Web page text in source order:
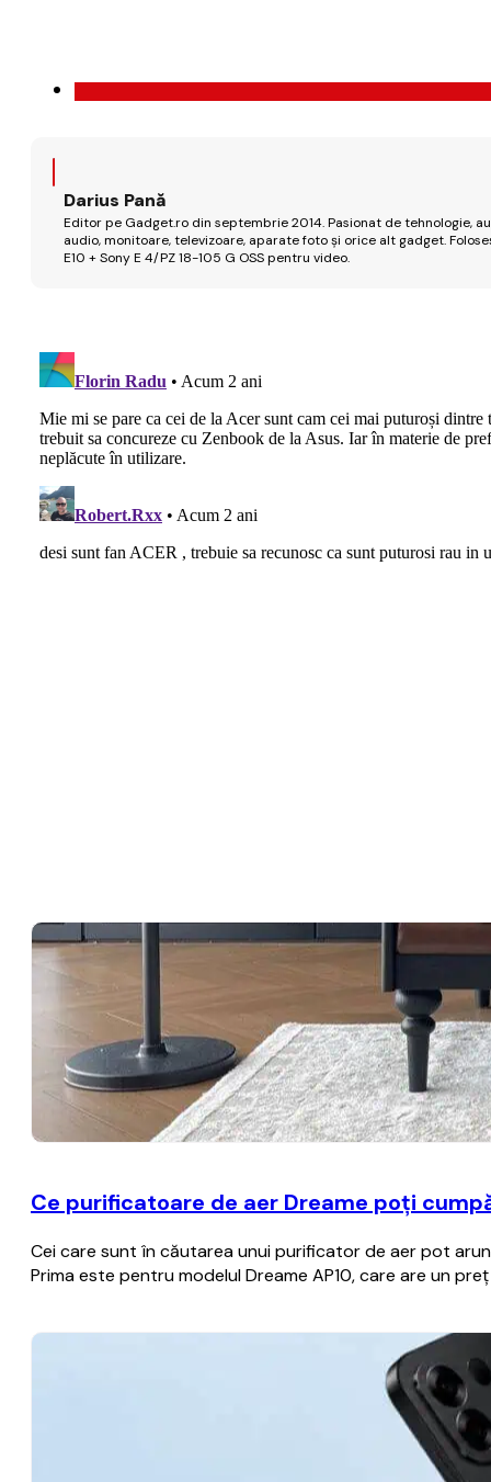
Darius Pană
Editor pe Gadget.ro din septembrie 2014. Pasionat de tehnologie,
audio, monitoare, televizoare, aparate foto și orice alt gadget.
E10 + Sony E 4/PZ 18-105 G OSS pentru video.
Ce purificatoare de aer Dreame poți
Cei care sunt în căutarea unui purificator de aer pot
Prima este pentru modelul Dreame AP10, care are un